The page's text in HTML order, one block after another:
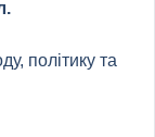
політику та